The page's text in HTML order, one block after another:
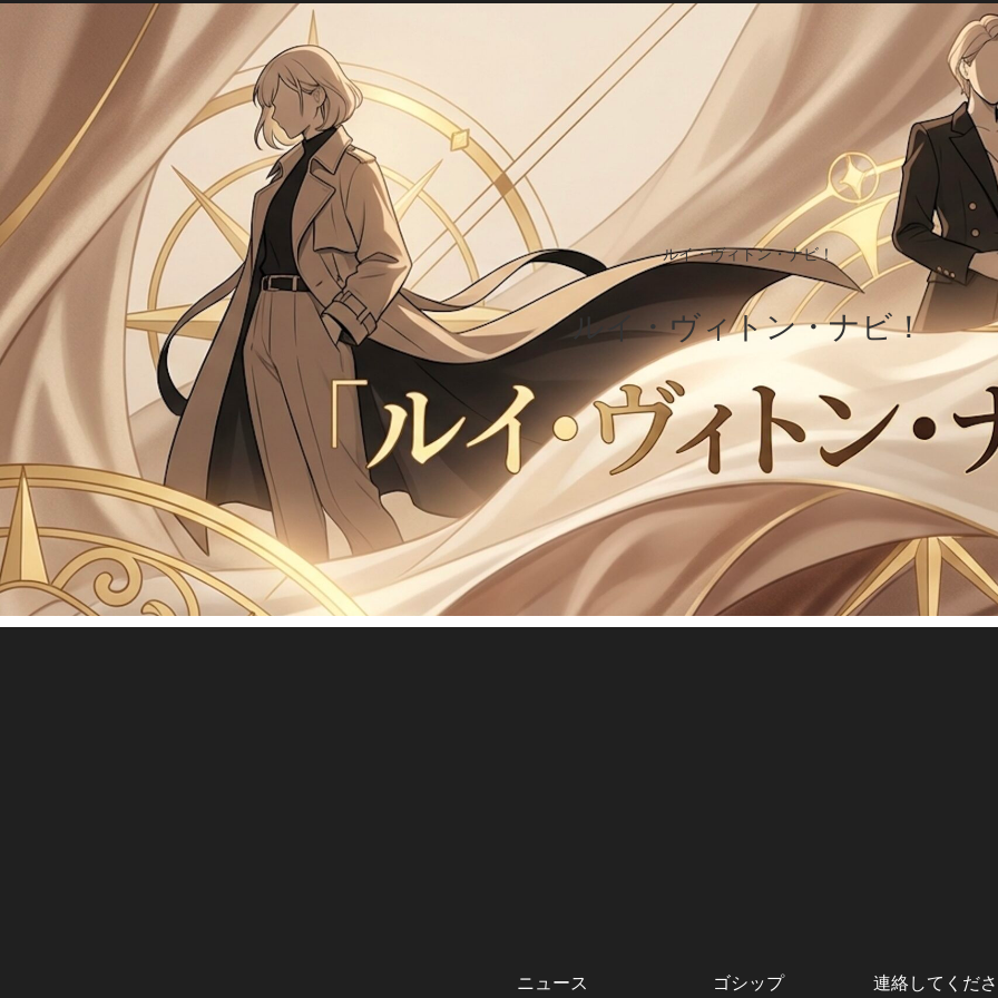
ルイ・ヴィトン・ナビ！
ルイ・ヴィトン・ナビ！
ニュース ゴシップ 連絡してくだ